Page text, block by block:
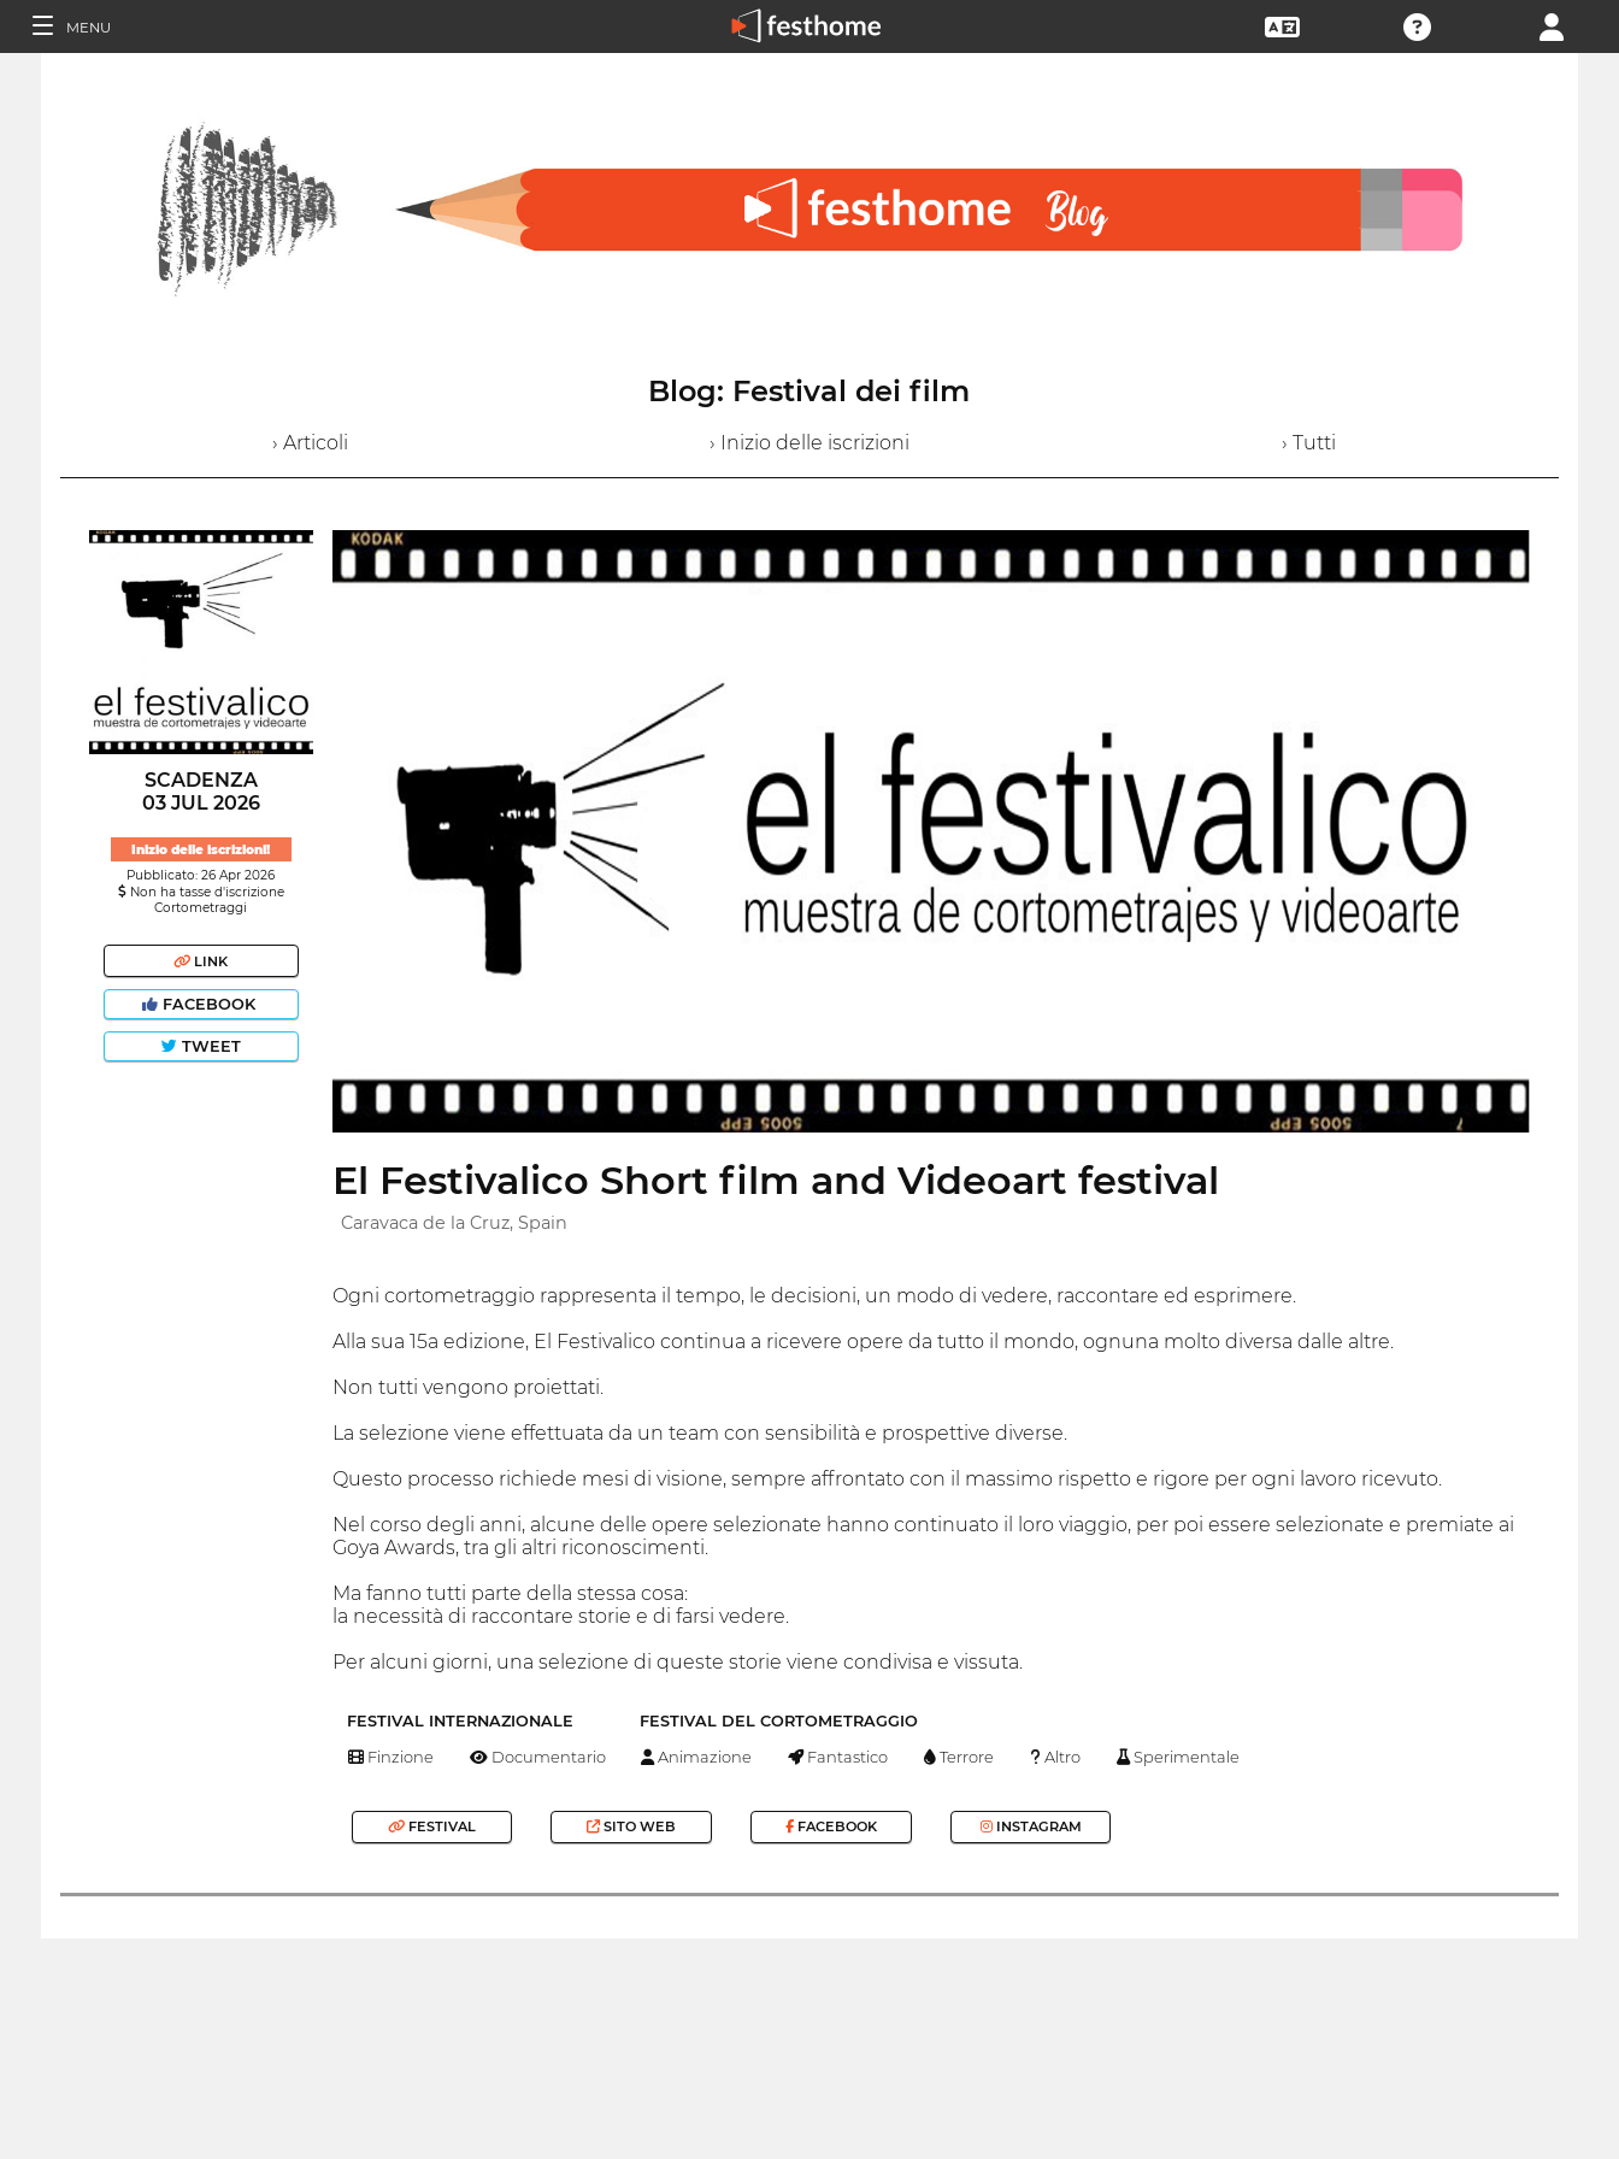
MENU
Blog: Festival dei film
› Articoli › Inizio delle iscrizioni › Tutti
SCADENZA
03 JUL 2026
Inizio delle iscrizioni!
Pubblicato: 26 Apr 2026
Non ha tasse d'iscrizione
Cortometraggi
LINK
FACEBOOK
TWEET
El Festivalico Short film and Videoart festival
Caravaca de la Cruz, Spain
Ogni cortometraggio rappresenta il tempo, le decisioni, un modo di vedere, raccontare ed esprimere.
Alla sua 15a edizione, El Festivalico continua a ricevere opere da tutto il mondo, ognuna molto diversa dalle altre.
Non tutti vengono proiettati.
La selezione viene effettuata da un team con sensibilità e prospettive diverse.
Questo processo richiede mesi di visione, sempre affrontato con il massimo rispetto e rigore per ogni lavoro ricevuto.
Nel corso degli anni, alcune delle opere selezionate hanno continuato il loro viaggio, per poi essere selezionate e premiate ai
Goya Awards, tra gli altri riconoscimenti.
Ma fanno tutti parte della stessa cosa:
la necessità di raccontare storie e di farsi vedere.
Per alcuni giorni, una selezione di queste storie viene condivisa e vissuta.
FESTIVAL INTERNAZIONALE FESTIVAL DEL CORTOMETRAGGIO
Finzione Documentario Animazione Fantastico Terrore Altro Sperimentale
FESTIVAL SITO WEB FACEBOOK INSTAGRAM